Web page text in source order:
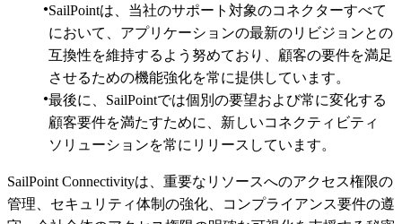
SailPointは、当社のサポート対象のコネクターすべて
において、アプリケーションの最新のリビジョンとの
互換性を維持するよう努めており、顧客の要件を満足
させるための機能強化を常に提供しています。
最後に、SailPointでは個別の要望および常に変化する
顧客要件を満たすために、新しいコネクティビティ
ソリューションを常にリリースしています。
SailPoint Connectivityは、重要なリソースへのアクセス権限の
管理、セキュリティ体制の強化、コンプライアンス要件の遵